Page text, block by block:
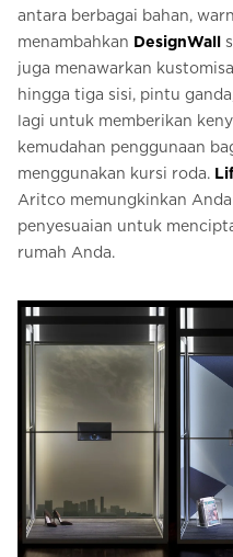
antara berbagai bahan,
menambahkan DesignWall
juga menawarkan
hingga tiga sisi, pintu
lagi untuk memberikan
kemudahan penggunaan
menggunakan kursi roda.
Aritco memungkinkan
penyesuaian untuk
rumah Anda.